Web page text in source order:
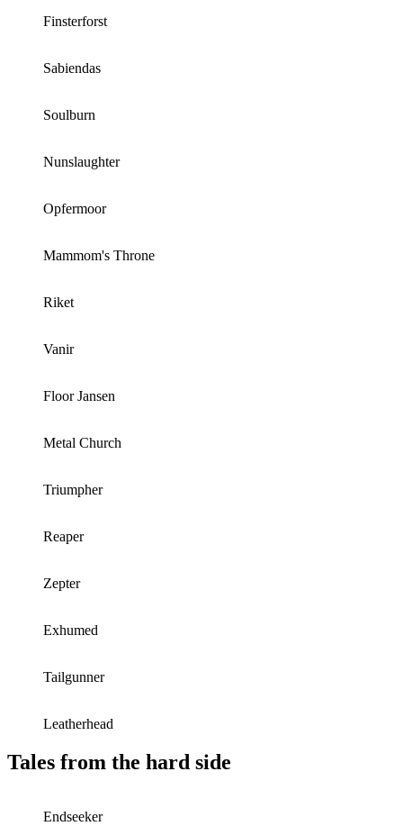
Finsterforst
Sabiendas
Soulburn
Nunslaughter
Opfermoor
Mammom's Throne
Riket
Vanir
Floor Jansen
Metal Church
Triumpher
Reaper
Zepter
Exhumed
Tailgunner
Leatherhead
Tales from the hard side
Endseeker